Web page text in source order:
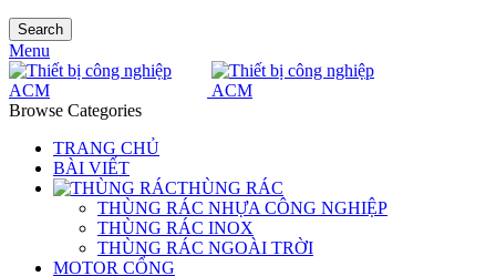
Search
Menu
Browse Categories
TRANG CHỦ
BÀI VIẾT
THÙNG RÁC
THÙNG RÁC NHỰA CÔNG NGHIỆP
THÙNG RÁC INOX
THÙNG RÁC NGOÀI TRỜI
MOTOR CỔNG